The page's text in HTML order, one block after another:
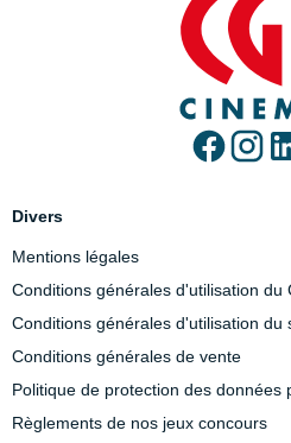
Divers
Mentions légales
Conditions générales d'utilisation du
Conditions générales d'utilisation du
Conditions générales de vente
Politique de protection des données
Règlements de nos jeux concours